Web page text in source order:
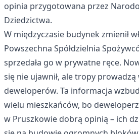
opinia przygotowana przez
Dziedzictwa.
W międzyczasie budynek zmienił
Powszechna Spółdzielnia
sprzedała go w prywatne ręce.
się nie ujawnił, ale tropy
deweloperów. Ta informacja
wielu mieszkańców, bo
w Pruszkowie dobrą opinią – ich